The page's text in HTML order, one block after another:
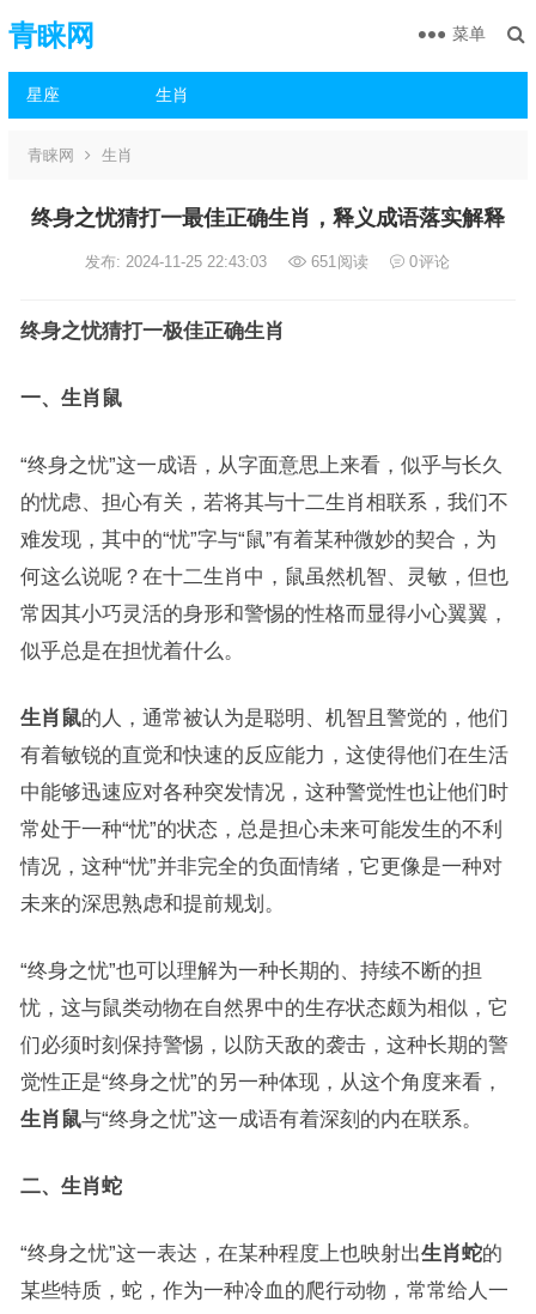
青睐网
星座 生肖
菜单
青睐网 生肖
终身之忧猜打一最佳正确生肖，释义成语落实解释
发布: 2024-11-25 22:43:03 651阅读 0评论
终身之忧猜打一极佳正确生肖
一、生肖鼠
“终身之忧”这一成语，从字面意思上来看，似乎与长久
的忧虑、担心有关，若将其与十二生肖相联系，我们不
难发现，其中的“忧”字与“鼠”有着某种微妙的契合，为
何这么说呢？在十二生肖中，鼠虽然机智、灵敏，但也
常因其小巧灵活的身形和警惕的性格而显得小心翼翼，
似乎总是在担忧着什么。
生肖鼠的人，通常被认为是聪明、机智且警觉的，他们
有着敏锐的直觉和快速的反应能力，这使得他们在生活
中能够迅速应对各种突发情况，这种警觉性也让他们时
常处于一种“忧”的状态，总是担心未来可能发生的不利
情况，这种“忧”并非完全的负面情绪，它更像是一种对
未来的深思熟虑和提前规划。
“终身之忧”也可以理解为一种长期的、持续不断的担
忧，这与鼠类动物在自然界中的生存状态颇为相似，它
们必须时刻保持警惕，以防天敌的袭击，这种长期的警
觉性正是“终身之忧”的另一种体现，从这个角度来看，
生肖鼠与“终身之忧”这一成语有着深刻的内在联系。
二、生肖蛇
“终身之忧”这一表达，在某种程度上也映射出生肖蛇的
某些特质，蛇，作为一种冷血的爬行动物，常常给人一